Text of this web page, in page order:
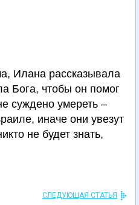
Илана рассказывала
Бога, чтобы он помог
суждено умереть –
иначе они увезут
не будет знать,
СЛЕДУЮЩАЯ СТАТЬЯ